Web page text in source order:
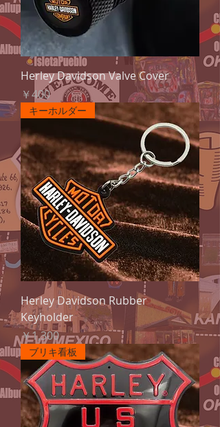
Herley Davidson Valve Cover
価格
￥400
キーホルダー
Herley Davidson Rubber
Keyholder
価格
￥1,300
ブリキ看板